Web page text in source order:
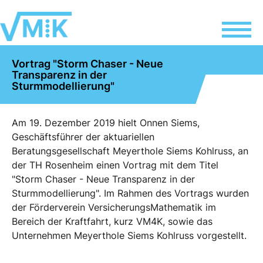
Vortrag "Storm Chaser - Neue
Transparenz in der
Sturmmodellierung"
Am 19. Dezember 2019 hielt Onnen Siems,
Geschäftsführer der aktuariellen
Beratungsgesellschaft Meyerthole Siems Kohlruss, an
der TH Rosenheim einen Vortrag mit dem Titel
"Storm Chaser - Neue Transparenz in der
Sturmmodellierung". Im Rahmen des Vortrags wurden
der Förderverein VersicherungsMathematik im
Bereich der Kraftfahrt, kurz VM4K, sowie das
Unternehmen Meyerthole Siems Kohlruss vorgestellt.